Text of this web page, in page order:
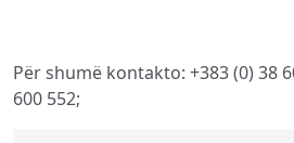
Për shumë kontakto: +383 (0) 38
600 552;